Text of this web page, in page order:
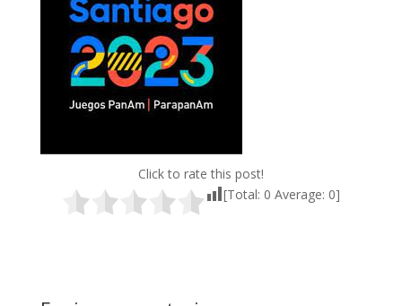
Click to rate this post!
[Total: 0 Average: 0]